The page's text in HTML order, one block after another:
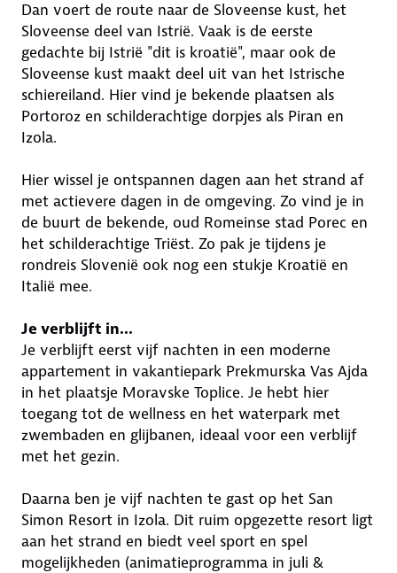
Dan voert de route naar de Sloveense kust, het
Sloveense deel van Istrië. Vaak is de eerste
gedachte bij Istrië "dit is kroatië", maar ook de
Sloveense kust maakt deel uit van het Istrische
schiereiland. Hier vind je bekende plaatsen als
Portoroz en schilderachtige dorpjes als Piran en
Izola.
Hier wissel je ontspannen dagen aan het strand af
met actievere dagen in de omgeving. Zo vind je in
de buurt de bekende, oud Romeinse stad Porec en
het schilderachtige Triëst. Zo pak je tijdens je
rondreis Slovenië ook nog een stukje Kroatië en
Italië mee.
Je verblijft in...
Je verblijft eerst vijf nachten in een moderne
appartement in vakantiepark Prekmurska Vas Ajda
in het plaatsje Moravske Toplice. Je hebt hier
toegang tot de wellness en het waterpark met
zwembaden en glijbanen, ideaal voor een verblijf
met het gezin.
Daarna ben je vijf nachten te gast op het San
Simon Resort in Izola. Dit ruim opgezette resort ligt
aan het strand en biedt veel sport en spel
mogelijkheden (animatieprogramma in juli &